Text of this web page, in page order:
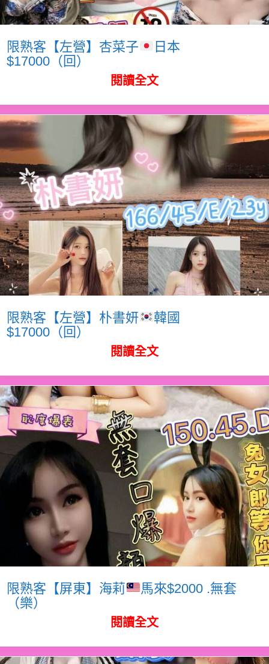
限熟客【左營】杏菜子
日本
$17000（回）
閱讀全文
限熟客【左營】朴書妍
韓國
$17000（回）
閱讀全文
限熟客【屏東】海莉
馬來$2000 .無套
（樂）
閱讀全文